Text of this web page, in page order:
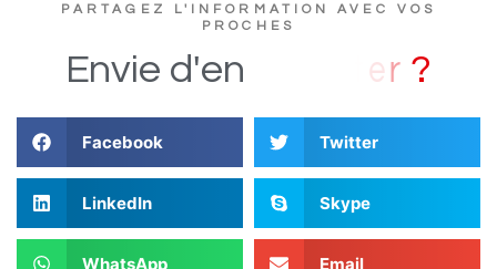
PARTAGEZ L'INFORMATION AVEC VOS
PROCHES
Envie d'en ?
Facebook Twitter
LinkedIn Skype
WhatsApp Email